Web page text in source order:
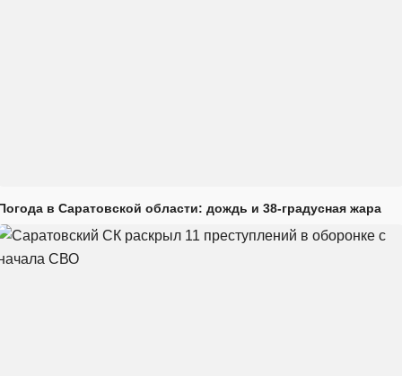
в Саратовской области: дождь и 38-градусная жара